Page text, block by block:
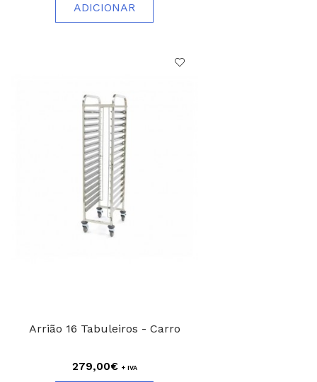
ADICIONAR
Arrião 16 Tabuleiros - Carro
279,00€ + IVA